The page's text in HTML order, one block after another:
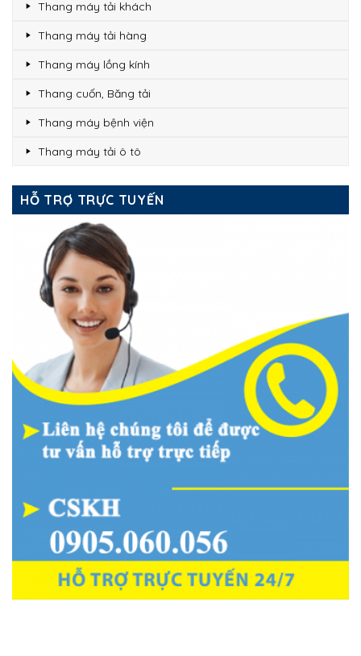
Thang máy tải khách
Thang máy tải hàng
Thang máy lồng kính
Thang cuốn, Băng tải
Thang máy bệnh viện
Thang máy tải ô tô
HỖ TRỢ TRỰC TUYẾN